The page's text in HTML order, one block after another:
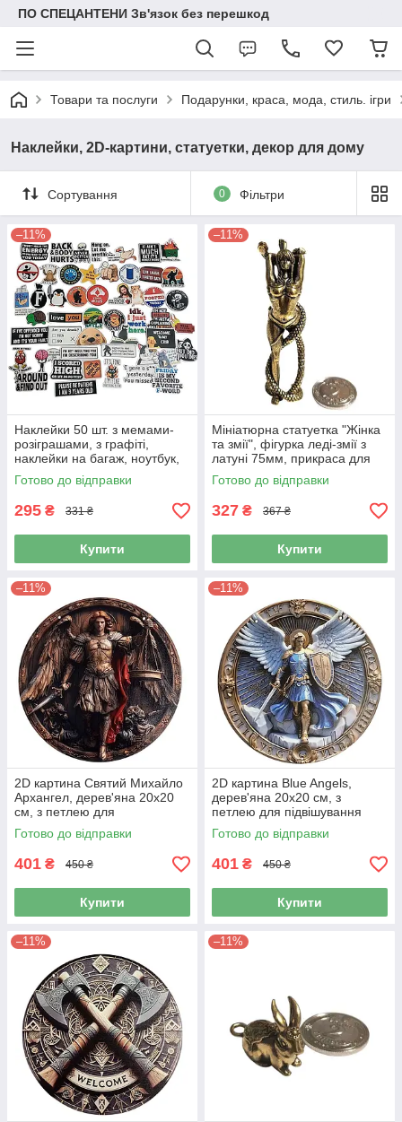
ПО СПЕЦАНТЕНИ Зв'язок без перешкод
Товари та послуги Подарунки, краса, мода, стиль. ігри
Наклейки, 2D-картини, статуетки, декор для дому
Сортування 0 Фільтри
–11%
Наклейки 50 шт. з мемами-
розіграшами, з графіті,
наклейки на багаж, ноутбук,
велосипед, подарунок,
телефон, чемодан
Готово до відправки
295 ₴ 331 ₴
Купити
–11%
Мініатюрна статуетка "Жінка
та змії", фігурка леді-змії з
латуні 75мм, прикраса для
робочого столу, декор для
дому
Готово до відправки
327 ₴ 367 ₴
Купити
–11%
2D картина Святий Михайло
Архангел, дерев'яна 20х20
см, з петлею для
підвішування
Готово до відправки
401 ₴ 450 ₴
Купити
–11%
2D картина Blue Angels,
дерев'яна 20х20 см, з
петлею для підвішування
Готово до відправки
401 ₴ 450 ₴
Купити
–11% –11%